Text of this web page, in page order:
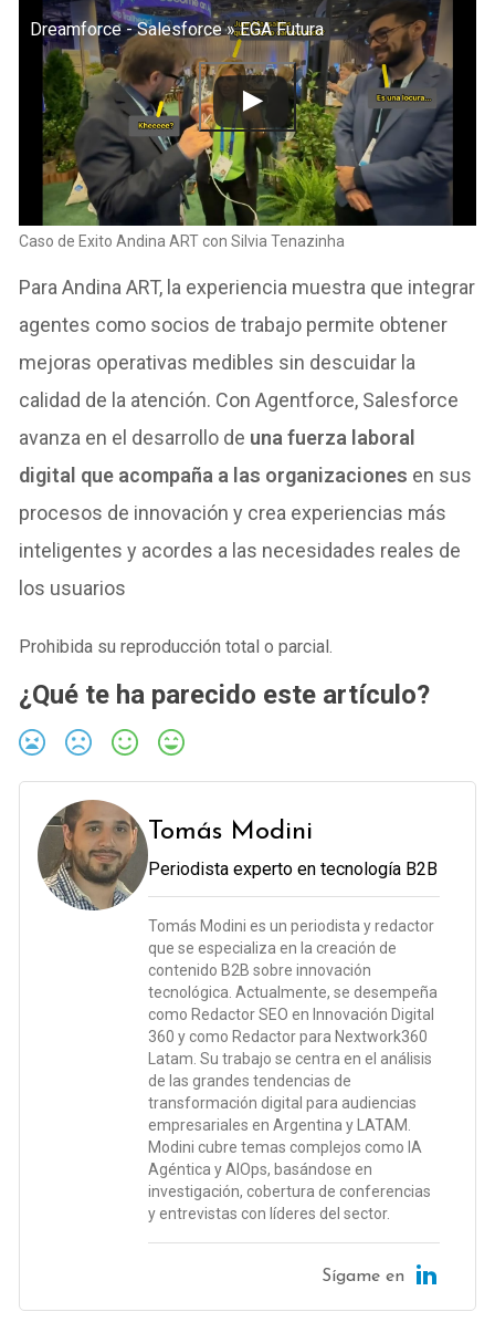
Dreamforce - Salesforce » EGA Futura
Caso de Exito Andina ART con Silvia Tenazinha
Para Andina ART, la experiencia muestra que integrar
agentes como socios de trabajo permite obtener
mejoras operativas medibles sin descuidar la
calidad de la atención. Con Agentforce, Salesforce
avanza en el desarrollo de una fuerza laboral
digital que acompaña a las organizaciones en sus
procesos de innovación y crea experiencias más
inteligentes y acordes a las necesidades reales de
los usuarios
Prohibida su reproducción total o parcial.
¿Qué te ha parecido este artículo?
Tomás Modini
Periodista experto en tecnología B2B
Tomás Modini es un periodista y redactor
que se especializa en la creación de
contenido B2B sobre innovación
tecnológica. Actualmente, se desempeña
como Redactor SEO en Innovación Digital
360 y como Redactor para Nextwork360
Latam. Su trabajo se centra en el análisis
de las grandes tendencias de
transformación digital para audiencias
empresariales en Argentina y LATAM.
Modini cubre temas complejos como IA
Agéntica y AIOps, basándose en
investigación, cobertura de conferencias
y entrevistas con líderes del sector.
Sígame en